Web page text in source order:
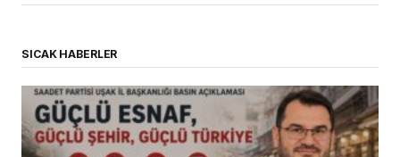
SICAK HABERLER